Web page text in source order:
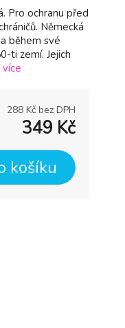
Pro ochranu před
Německá
během své
ti zemí. Jejich
více
288 Kč bez DPH
349 Kč
košíku